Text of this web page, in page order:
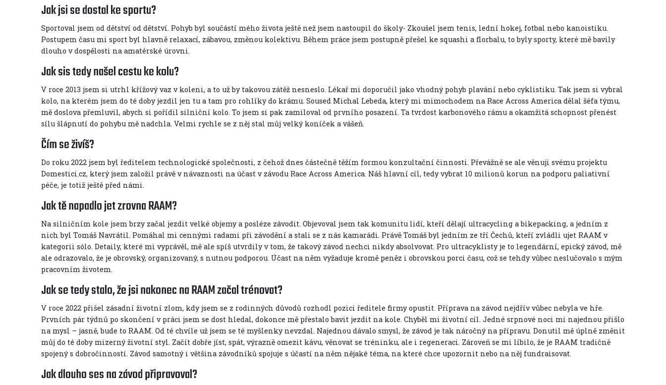
Jak jsi se dostal ke sportu?
Sportoval jsem od dětství od dětství. Pohyb byl součástí mého života ještě než jsem nastoupil do školy- Zkoušel jsem tenis, lední hokej, fotbal nebo kanoistiku.
Postupem času mi sport byl hlavně relaxací, zábavou, změnou kolektivu. Během práce jsem postupně přešel ke squashi a florbalu, to byly sporty, které mě bavily
dlouho v dospělosti na amatérské úrovni.
Jak sis tedy našel cestu ke kolu?
V roce 2013 jsem si utrhl křížový vaz v koleni, a to už by takovou zátěž nesneslo. Lékař mi doporučil jako vhodný pohyb plavání nebo cyklistiku. Tak jsem si vybral
kolo, na kterém jsem do té doby jezdil jen tu a tam pro rohlíky do krámu. Soused Michal Lebeda, který mi mimochodem na Race Across America dělal šéfa týmu,
mě doslova přemluvil, abych si pořídil silniční kolo. To jsem si pak zamiloval od prvního posazení. Ta tvrdost karbonového rámu a okamžitá schopnost přenést
sílu šlápnutí do pohybu mě nadchla. Velmi rychle se z něj stal můj velký koníček a vášeň.
Čím se živíš?
Do roku 2022 jsem byl ředitelem technologické společnosti, z čehož dnes částečně těžím formou konzultační činnosti. Převážně se ale věnuji svému projektu
Domestici.cz, který jsem založil právě v návaznosti na účast v závodu Race Across America. Náš hlavní cíl, tedy vybrat 10 milionů korun na podporu paliativní
péče, je totiž ještě před námi.
Jak tě napadlo jet zrovna RAAM?
Na silničním kole jsem brzy začal jezdit velké objemy a posléze závodit. Objevoval jsem tak komunitu lidí, kteří dělají ultracycling a bikepacking, a jedním z
nich byl Tomáš Navrátil. Pomáhal mi cennými radami při závodění a stali se z nás kamarádi. Právě Tomáš byl jedním ze tří Čechů, kteří zvládli ujet RAAM v
kategorii sólo. Detaily, které mi vyprávěl, mě ale spíš utvrdily v tom, že takový závod nechci nikdy absolvovat. Pro ultracyklisty je to legendární, epický závod, mě
ale odrazovalo, že je obrovský, organizovaný, s nutnou podporou. Účast na něm vyžaduje kromě peněz i obrovskou porci času, což se tehdy vůbec neslučovalo s mým
pracovním životem.
Jak se tedy stalo, že jsi nakonec na RAAM začal trénovat?
V roce 2022 přišel zásadní životní zlom, kdy jsem se z rodinných důvodů rozhodl pozici ředitele firmy opustit. Příprava na závod nejdřív vůbec nebyla ve hře.
Prvních pár týdnů po skončení v práci jsem se dost hledal, dokonce mě přestalo bavit jezdit na kole. Chyběl mi životní cíl. Jedné srpnové noci mi najednou přišlo
na mysl – jasně, bude to RAAM. Od té chvíle už jsem se té myšlenky nevzdal. Najednou dávalo smysl, že závod je tak náročný na přípravu. Donutil mě úplně změnit
můj do té doby mizerný životní styl. Začít dobře jíst, spát, výrazně omezit kávu, věnovat se tréninku, ale i regeneraci. Zároveň se mi líbilo, že je RAAM tradičně
spojený s dobročinností. Závod samotný i většina závodníků spojuje s účastí na něm nějaké téma, na které chce upozornit nebo na něj fundraisovat.
Jak dlouho ses na závod připravoval?